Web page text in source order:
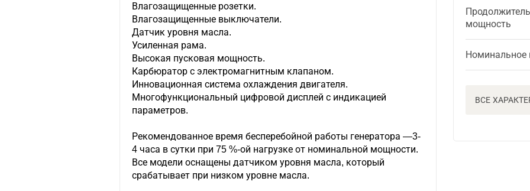
мощность
Номинальное
ВСЕ
Влагозащищенные розетки.
Влагозащищенные выключатели.
Датчик уровня масла.
Усиленная рама.
Высокая пусковая мощность.
Карбюратор с электромагнитным клапаном.
Инновационная система охлаждения двигателя.
Многофункциональный цифровой дисплей с индикацией
параметров.
Рекомендованное время бесперебойной работы генератора —3-
4 часа в сутки при 75 %-ой нагрузке от номинальной мощности.
Все модели оснащены датчиком уровня масла, который
срабатывает при низком уровне масла.